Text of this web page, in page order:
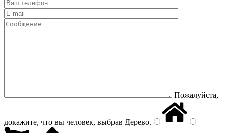
Пожалуйста,
докажите, что вы человек, выбрав Дерево.